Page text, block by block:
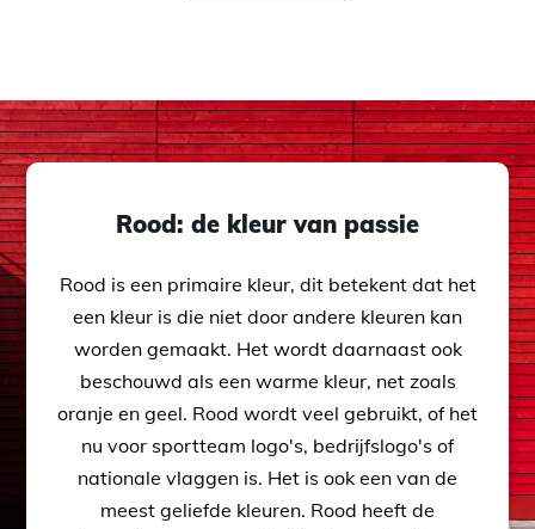
Rood: de kleur van passie
Rood is een primaire kleur, dit betekent dat het
een kleur is die niet door andere kleuren kan
worden gemaakt. Het wordt daarnaast ook
beschouwd als een warme kleur, net zoals
oranje en geel. Rood wordt veel gebruikt, of het
nu voor sportteam logo's, bedrijfslogo's of
nationale vlaggen is. Het is ook een van de
meest geliefde kleuren. Rood heeft de